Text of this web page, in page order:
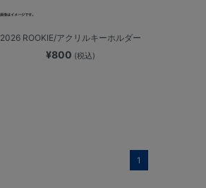
2026 ROOKIE/アクリルキーホルダー
¥800 (税込)
1